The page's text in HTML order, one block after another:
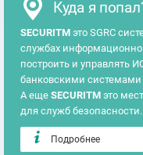
Куда я
SECURITM это SGRC
службах
построить и
банковскими
А еще SECURITM это
для служб безопасности.
Подробнее